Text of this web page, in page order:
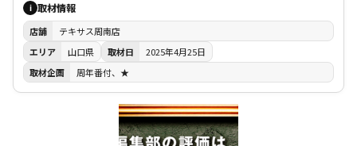
i 取材情報
店舗
テキサス周南店
エリア
山口県 取材日
2025年4月25日
取材企画
周年番付、★